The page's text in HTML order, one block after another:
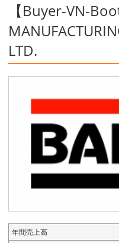
【Buyer-VN-
LTD.
年間売上高